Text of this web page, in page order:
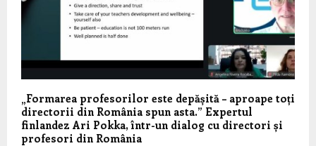
„Formarea profesorilor este depășită – aproape toți
directorii din România spun asta.” Expertul
finlandez Ari Pokka, într-un dialog cu directori și
profesori din România